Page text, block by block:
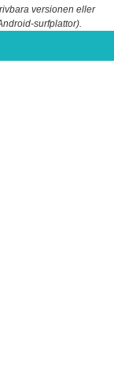
versionen eller
surfplattor).